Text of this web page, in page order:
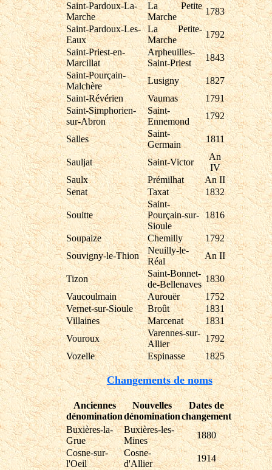
Saint-Pardoux-La-
Marche
La Petite
Marche
1783
Saint-Pardoux-Les-
Eaux
La Petite-
Marche
1792
Saint-Priest-en-
Marcillat
Arpheuilles-
Saint-Priest
1843
Saint-Pourçain-
Malchère
Lusigny
1827
Saint-Révérien
Vaumas
1791
Saint-Simphorien-
sur-Abron
Saint-
Ennemond
1792
Salles
Saint-
Germain
1811
Sauljat Saint-Victor
An
IV
Saulx
Prémilhat
An II
Senat
Taxat 1832
Souitte
Saint-
Pourçain-sur-
Sioule
1816
Soupaize Chemilly
1792
Souvigny-le-Thion
Neuilly-le-
Réal
An II
Tizon
Saint-Bonnet-
de-Bellenaves
1830
Vaucoulmain
Aurouër
1752
Vernet-sur-Sioule
Broût
1831
Villaines
Marcenat
1831
Vouroux
Varennes-sur-
Allier
1792
Vozelle
Espinasse 1825
Changements de noms
Anciennes
dénomination
Nouvelles
dénomination
Dates de
changement
Buxières-la-
Grue
Buxières-les-
Mines
1880
Cosne-sur-
l'Oeil
Cosne-
d'Allier
1914